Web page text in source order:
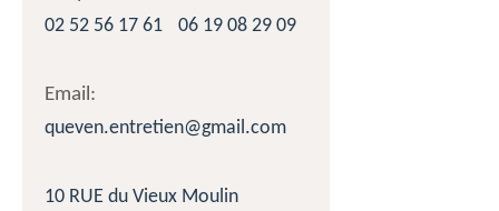
02 52 56 17 61
06 19 08 29 09
Email:
queven.entretien@gmail.com
10 RUE du Vieux Moulin